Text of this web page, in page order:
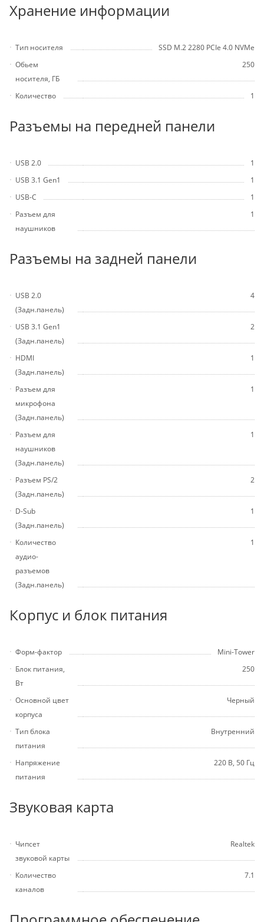
Хранение информации
Тип носителя
SSD M.2 2280 PCIe 4.0 NVMe
Обьем
носителя, ГБ
250
Количество 1
Разъемы на передней панели
USB 2.0
1
USB 3.1 Gen1
1
USB-C
1
Разъем для
наушников
1
Разъемы на задней панели
USB 2.0
(Задн.панель)
4
USB 3.1 Gen1
(Задн.панель)
2
HDMI
(Задн.панель)
1
Разъем для
микрофона
(Задн.панель)
1
Разъем для
наушников
(Задн.панель)
1
Разъем PS/2
(Задн.панель)
2
D-Sub
(Задн.панель)
1
Количество
аудио-
разъемов
(Задн.панель)
1
Корпус и блок питания
Форм-фактор
Mini-Tower
Блок питания,
Вт
250
Основной цвет
корпуса
Черный
Тип блока
питания
Внутренний
Напряжение
питания
220 В, 50 Гц
Звуковая карта
Чипсет
звуковой карты
Realtek
Количество
каналов
7.1